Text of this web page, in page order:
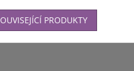
PRODUKTY